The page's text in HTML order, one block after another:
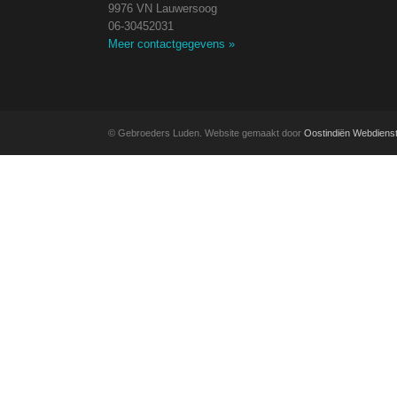
9976 VN Lauwersoog
06-30452031
Meer contactgegevens »
© Gebroeders Luden. Website gemaakt door Oostindiën